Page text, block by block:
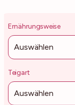
Ernährungsweise
Auswählen
Teigart
Auswählen